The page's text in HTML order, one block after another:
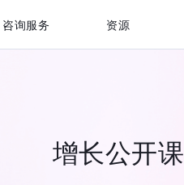
咨询服务 资源
增长公开课